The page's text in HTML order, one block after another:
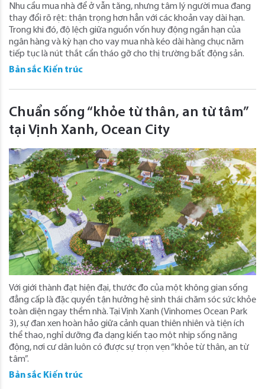
Nhu cầu mua nhà để ở vẫn tăng, nhưng tâm lý người mua đang
thay đổi rõ rệt: thận trọng hơn hẳn với các khoản vay dài hạn.
Trong khi đó, độ lệch giữa nguồn vốn huy động ngắn hạn của
ngân hàng và kỳ hạn cho vay mua nhà kéo dài hàng chục năm
tiếp tục là nút thắt cần tháo gỡ cho thị trường bất động sản.
Bản sắc Kiến trúc
Chuẩn sống “khỏe từ thân, an từ tâm”
tại Vịnh Xanh, Ocean City
Với giới thành đạt hiện đại, thước đo của một không gian sống
đẳng cấp là đặc quyền tận hưởng hệ sinh thái chăm sóc sức khỏe
toàn diện ngay thềm nhà. Tại Vịnh Xanh (Vinhomes Ocean Park
3), sự đan xen hoàn hảo giữa cảnh quan thiên nhiên và tiện ích
thể thao, nghỉ dưỡng đa dạng kiến tạo một nhịp sống năng
động, nơi cư dân luôn có được sự trọn vẹn “khỏe từ thân, an từ
tâm”.
Bản sắc Kiến trúc